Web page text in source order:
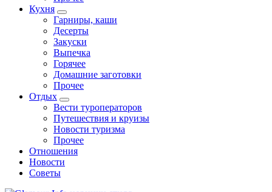
Кухня
Гарниры, каши
Десерты
Закуски
Выпечка
Горячее
Домашние заготовки
Прочее
Отдых
Вести туроператоров
Путешествия и круизы
Новости туризма
Прочее
Отношения
Новости
Советы